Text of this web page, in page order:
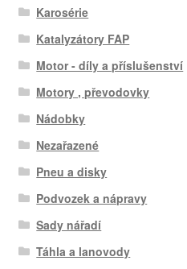
Karosérie
Katalyzátory FAP
Motor - díly a příslušenství
Motory , převodovky
Nádobky
Nezařazené
Pneu a disky
Podvozek a nápravy
Sady nářadí
Táhla a lanovody